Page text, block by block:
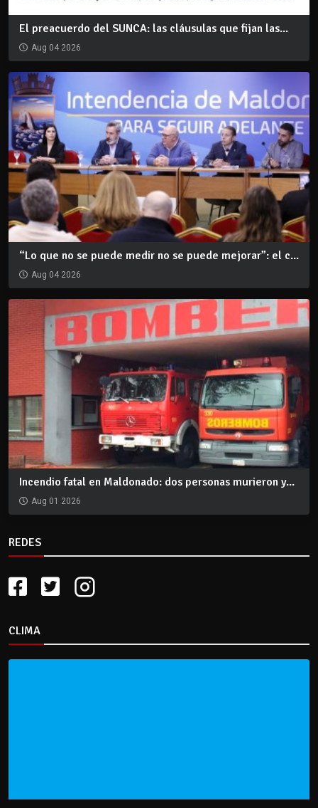
El preacuerdo del SUNCA: las cláusulas que fijan las...
Aug 04 2026
“Lo que no se puede medir no se puede mejorar”: el c...
Aug 04 2026
Incendio fatal en Maldonado: dos personas murieron y...
Aug 01 2026
REDES
CLIMA